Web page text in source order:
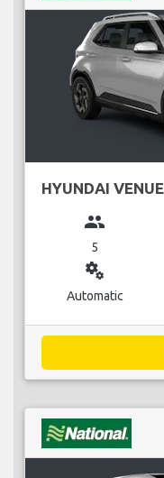
HYUNDAI VENUE
group
5
miscellaneous_services
Automatic